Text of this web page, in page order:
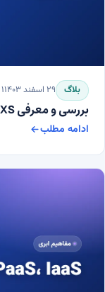
بلاگ ۲۹ اسفند ۱۴۰۳ ۱
بررسی و معرفی CXS+ کاربردها
ادامه مطلب
بررسی و معرفی CXS+ کاربردها